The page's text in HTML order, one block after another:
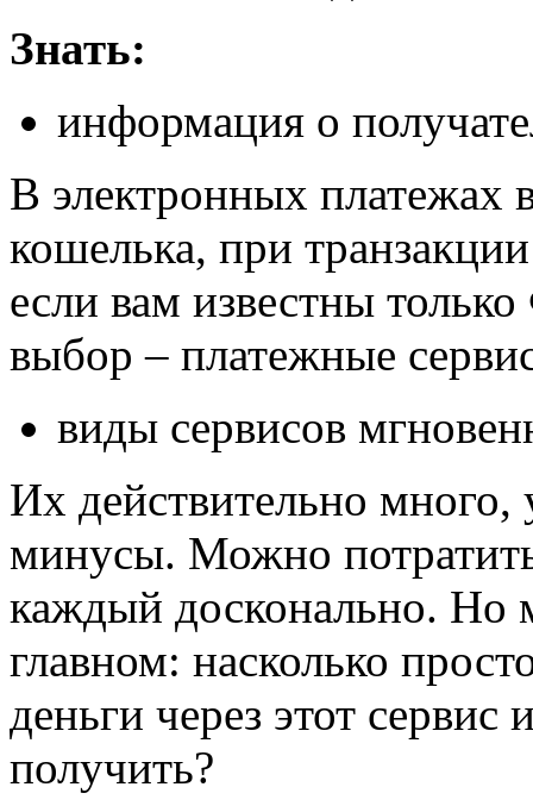
Знать:
информация о
В электронных платежах
кошелька, при
если вам известны
выбор – платежные
виды сервисов
Их действительно
минусы. Можно
каждый досконально. Но
главном: насколько
деньги через этот сервис
получить?